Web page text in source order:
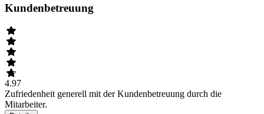
Kundenbetreuung
4.97
Zufriedenheit generell mit der Kundenbetreuung durch die
Mitarbeiter.